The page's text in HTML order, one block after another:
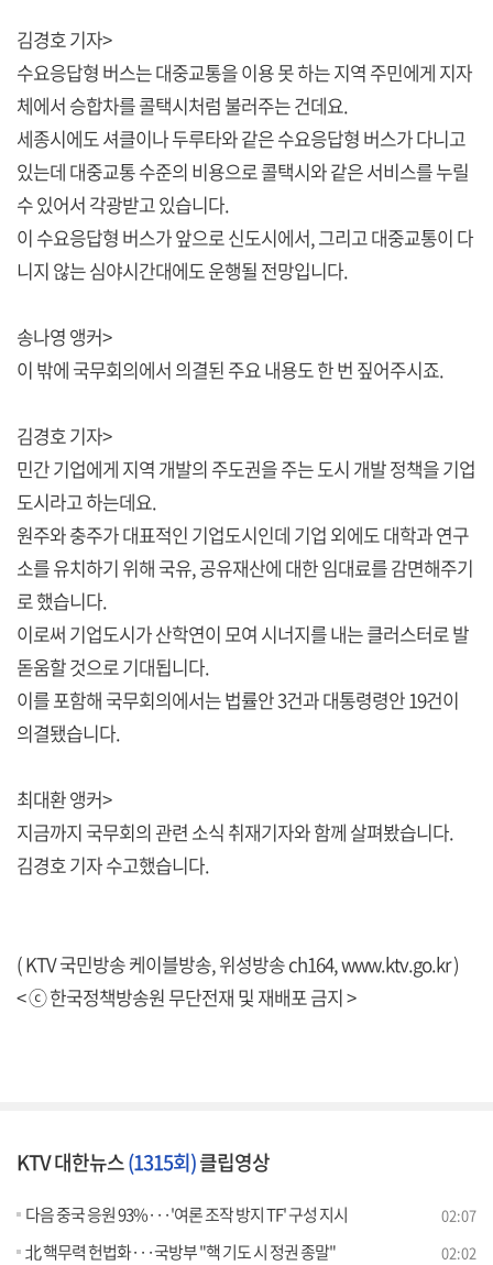
김경호 기자>
수요응답형 버스는 대중교통을 이용 못 하는 지역 주민에게 지자
체에서 승합차를 콜택시처럼 불러주는 건데요.
세종시에도 셔클이나 두루타와 같은 수요응답형 버스가 다니고
있는데 대중교통 수준의 비용으로 콜택시와 같은 서비스를 누릴
수 있어서 각광받고 있습니다.
이 수요응답형 버스가 앞으로 신도시에서, 그리고 대중교통이 다
니지 않는 심야시간대에도 운행될 전망입니다.
송나영 앵커>
이 밖에 국무회의에서 의결된 주요 내용도 한 번 짚어주시죠.
김경호 기자>
민간 기업에게 지역 개발의 주도권을 주는 도시 개발 정책을 기업
도시라고 하는데요.
원주와 충주가 대표적인 기업도시인데 기업 외에도 대학과 연구
소를 유치하기 위해 국유, 공유재산에 대한 임대료를 감면해주기
로 했습니다.
이로써 기업도시가 산학연이 모여 시너지를 내는 클러스터로 발
돋움할 것으로 기대됩니다.
이를 포함해 국무회의에서는 법률안 3건과 대통령령안 19건이
의결됐습니다.
최대환 앵커>
지금까지 국무회의 관련 소식 취재기자와 함께 살펴봤습니다.
김경호 기자 수고했습니다.
( KTV 국민방송 케이블방송, 위성방송 ch164,www.ktv.go.kr)
< ⓒ 한국정책방송원 무단전재 및 재배포 금지 >
KTV 대한뉴스(1315회)클립영상
다음 중국 응원 93%···'여론 조작 방지 TF' 구성 지시 02:07
北 핵무력 헌법화···국방부 "핵 기도 시 정권 종말" 02:02